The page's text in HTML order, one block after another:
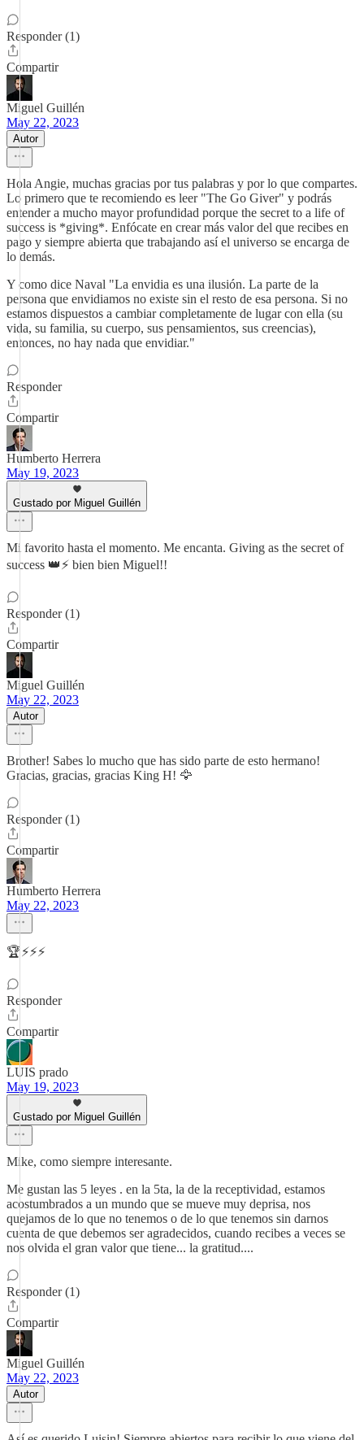
Responder (1)
Compartir
Miguel Guillén
May 22, 2023
Autor
Hola Angie, muchas gracias por tus palabras y por lo que compartes.
Lo primero que te recomiendo es leer "The Go Giver" y podrás
entender a mucho mayor profundidad porque the secret to a life of
success is *giving*. Enfócate en crear más valor del que recibes en
pago y siempre abierta que trabajando así el universo se encarga de
lo demás.
Y como dice Naval "La envidia es una ilusión. La parte de la
persona que envidiamos no existe sin el resto de esa persona. Si no
estamos dispuestos a cambiar completamente de lugar con ella (su
vida, su familia, su cuerpo, sus pensamientos, sus creencias),
entonces, no hay nada que envidiar."
Responder
Compartir
Humberto Herrera
May 19, 2023
Gustado por Miguel Guillén
Mi favorito hasta el momento. Me encanta. Giving as the secret of
success 👑⚡️ bien bien Miguel!!
Responder (1)
Compartir
Miguel Guillén
May 22, 2023
Autor
Brother! Sabes lo mucho que has sido parte de esto hermano!
Gracias, gracias, gracias King H! 🦅
Responder (1)
Compartir
Humberto Herrera
May 22, 2023
🏆⚡️⚡️⚡️
Responder
Compartir
LUIS prado
May 19, 2023
Gustado por Miguel Guillén
Mike, como siempre interesante.
Me gustan las 5 leyes . en la 5ta, la de la receptividad, estamos
acostumbrados a un mundo que se mueve muy deprisa, nos
quejamos de lo que no tenemos o de lo que tenemos sin darnos
cuenta de que debemos ser agradecidos, cuando recibes a veces se
nos olvida el gran valor que tiene... la gratitud....
Responder (1)
Compartir
Miguel Guillén
May 22, 2023
Autor